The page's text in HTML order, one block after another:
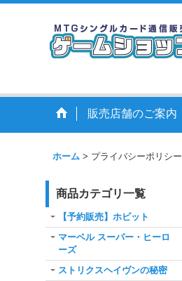
販売店舗のご案内
ホーム > プライバシーポリシー
商品カテゴリ一覧
【予約販売】ホビット
マーベル スーパー・ヒーロ
ーズ
ストリクスヘイヴンの秘密